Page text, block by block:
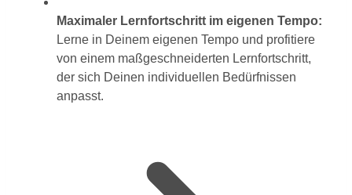
Maximaler Lernfortschritt im eigenen Tempo:
Lerne in Deinem eigenen Tempo und profitiere
von einem maßgeschneiderten Lernfortschritt,
der sich Deinen individuellen Bedürfnissen
anpasst.